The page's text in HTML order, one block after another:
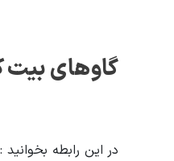
گاوهای بیت
در این رابطه بخوانید‌ :